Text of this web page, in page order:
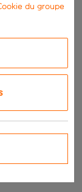
du groupe